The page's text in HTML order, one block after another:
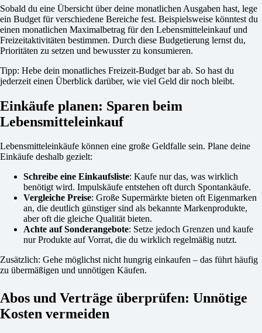
Sobald du eine Übersicht über deine monatlichen Ausgaben hast, lege
ein Budget für verschiedene Bereiche fest. Beispielsweise könntest du
einen monatlichen Maximalbetrag für den Lebensmitteleinkauf und
Freizeitaktivitäten bestimmen. Durch diese Budgetierung lernst du,
Prioritäten zu setzen und bewusster zu konsumieren.
Tipp: Hebe dein monatliches Freizeit-Budget bar ab. So hast du
jederzeit einen Überblick darüber, wie viel Geld dir noch bleibt.
Einkäufe planen: Sparen beim
Lebensmitteleinkauf
Lebensmitteleinkäufe können eine große Geldfalle sein. Plane deine
Einkäufe deshalb gezielt:
Schreibe eine Einkaufsliste: Kaufe nur das, was wirklich
benötigt wird. Impulskäufe entstehen oft durch Spontankäufe.
Vergleiche Preise: Große Supermärkte bieten oft Eigenmarken
an, die deutlich günstiger sind als bekannte Markenprodukte,
aber oft die gleiche Qualität bieten.
Achte auf Sonderangebote: Setze jedoch Grenzen und kaufe
nur Produkte auf Vorrat, die du wirklich regelmäßig nutzt.
Zusätzlich: Gehe möglichst nicht hungrig einkaufen – das führt häufig
zu übermäßigen und unnötigen Käufen.
Abos und Verträge überprüfen: Unnötige
Kosten vermeiden